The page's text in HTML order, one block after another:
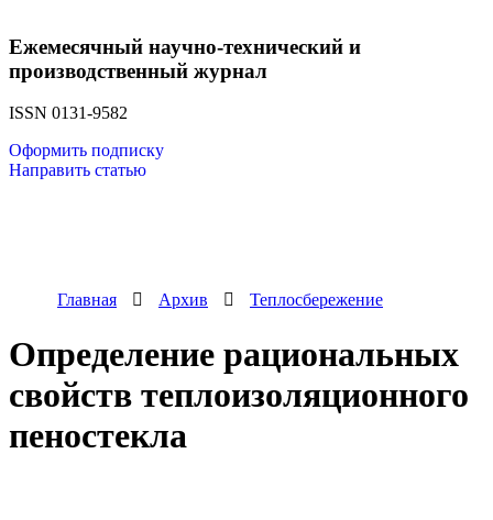
Ежемесячный научно-технический и
производственный журнал
ISSN 0131-9582
Оформить подписку
Направить статью
Главная Архив Теплосбережение
Определение рациональных
свойств теплоизоляционного
пеностекла